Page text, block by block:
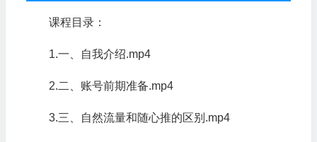
课程目录：
1.一、自我介绍.mp4
2.二、账号前期准备.mp4
3.三、自然流量和随心推的区别.mp4